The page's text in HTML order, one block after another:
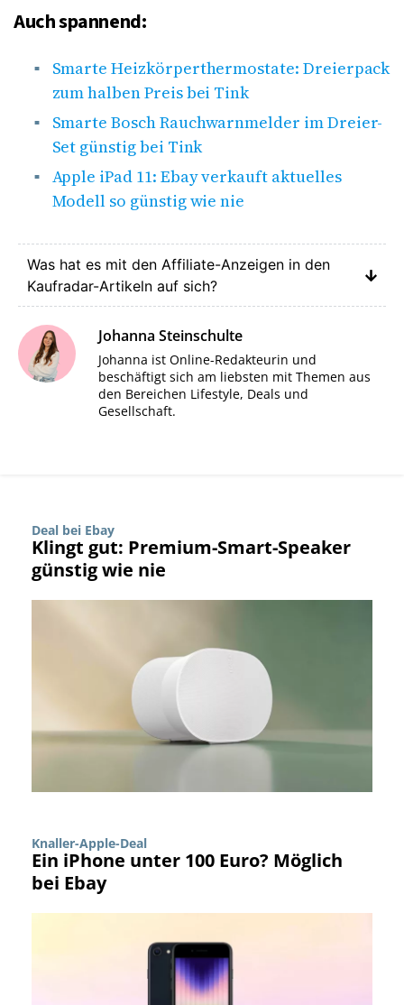
Auch spannend:
Smarte Heizkörperthermostate: Dreierpack
zum halben Preis bei Tink
Smarte Bosch Rauchwarnmelder im Dreier-
Set günstig bei Tink
Apple iPad 11: Ebay verkauft aktuelles
Modell so günstig wie nie
Was hat es mit den Affiliate-Anzeigen in den
Kaufradar-Artikeln auf sich?
Johanna Steinschulte
Johanna ist Online-Redakteurin und
beschäftigt sich am liebsten mit Themen aus
den Bereichen Lifestyle, Deals und
Gesellschaft.
Deal bei Ebay
Klingt gut: Premium-Smart-Speaker
günstig wie nie
Knaller-Apple-Deal
Ein iPhone unter 100 Euro? Möglich
bei Ebay